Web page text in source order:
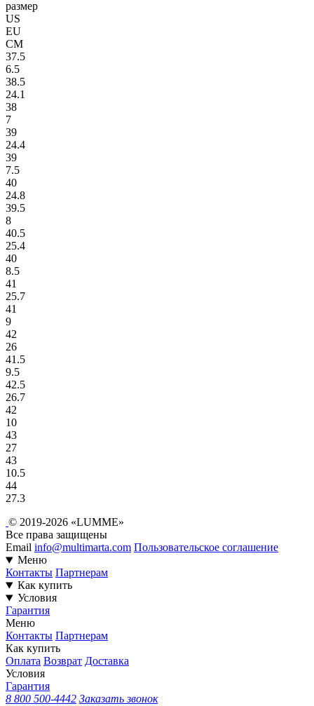
размер
US
EU
СМ
37.5
6.5
38.5
24.1
38
7
39
24.4
39
7.5
40
24.8
39.5
8
40.5
25.4
40
8.5
41
25.7
41
9
42
26
41.5
9.5
42.5
26.7
42
10
43
27
43
10.5
44
27.3
© 2019-2026 «LUMME»
Все права защищены
Email info@multimarta.com Пользовательское соглашение
Меню
Контакты Партнерам
Как купить
Условия
Гарантия
Меню
Контакты Партнерам
Как купить
Оплата Возврат Доставка
Условия
Гарантия
8 800 500-4442 Заказать звонок